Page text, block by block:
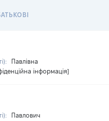
Павлівна
інформація]
Павлович